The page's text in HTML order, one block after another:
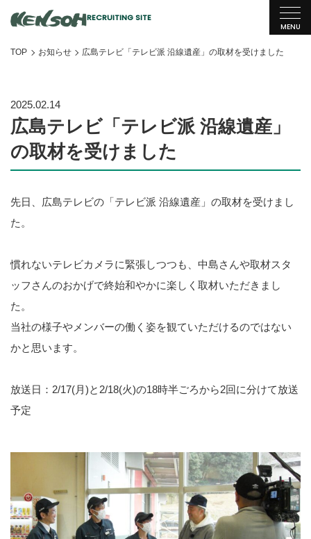
RECRUITING SITE
研創について
代表メッセージ
研創の人Our team
社員紹介
福利厚生
募集要項 新卒採用
募集要項 中途採用
コーポレートサイト 採用お問い合わせ
MENU
TOP お知らせ 広島テレビ「テレビ派 沿線遺産」の取材を受けました
2025.02.14
広島テレビ「テレビ派 沿線遺産」
の取材を受けました
先日、広島テレビの「テレビ派 沿線遺産」の取材を受けまし
た。
慣れないテレビカメラに緊張しつつも、中島さんや取材スタ
ッフさんのおかげで終始和やかに楽しく取材いただきまし
た。
当社の様子やメンバーの働く姿を観ていただけるのではない
かと思います。
放送日：2/17(月)と2/18(火)の18時半ごろから2回に分けて放送
予定